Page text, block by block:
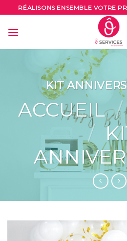
to
content
RÉALISONS ENSEMBLE VOTRE
KIT
ACCUEIL /
/